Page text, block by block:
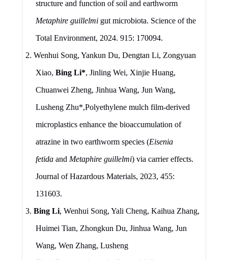
structure and function of soil and earthworm
Metaphire guillelmi gut microbiota. Science ofthe
Total Environment, 2024. 915: 170094.
2. Wenhui Song, Yankun Du, Dengtan Li, Zongyuan
Xiao, Bing Li*, Jinling Wei, Xinjie Huang,
Chuanwei Zheng, Jinhua Wang, Jun Wang,
Lusheng Zhu*,Polyethylene mulch film-derived
microplastics enhance the bioaccumulation of
atrazine in two earthworm species (Eisenia
fetida andMetaphire guillelmi) via carrier effects.
Journal of Hazardous Materials, 2023, 455:
131603.
3. Bing Li, Wenhui Song, Yali Cheng, Kaihua Zhang,
Huimei Tian, Zhongkun Du, Jinhua Wang, Jun
Wang, Wen Zhang, Lusheng